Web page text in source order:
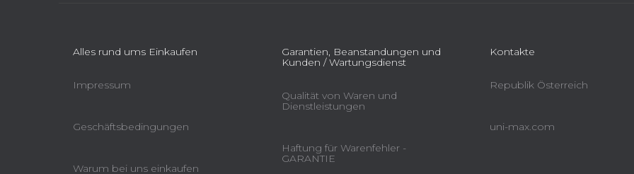
Alles rund ums Einkaufen
Impressum
Geschäftsbedingungen
Warum bei uns einkaufen
Garantien, Beanstandungen und
Kunden / Wartungsdienst
Qualität von Waren und
Dienstleistungen
Haftung für Warenfehler -
GARANTIE
Kontakte
Republik Österreich
uni-max.com